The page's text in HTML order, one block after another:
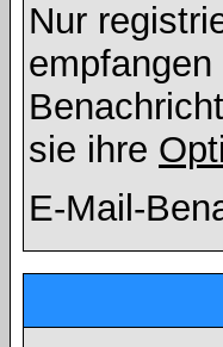
Nur
sie ihre
E-Mail-